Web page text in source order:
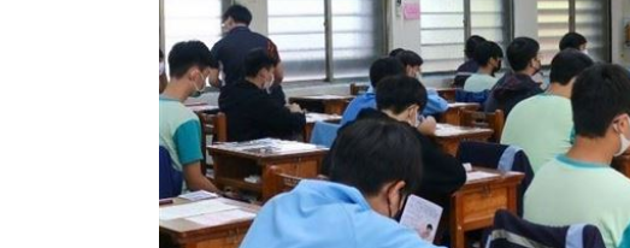
三立iNEWS新聞台線上直播 18:00
理想混蛋號召粉絲跨海追星吃美食！ 18:15